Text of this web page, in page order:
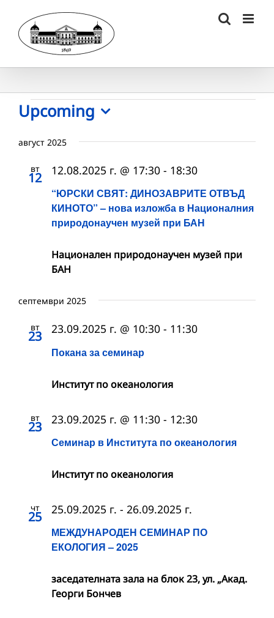
content
Събития
Upcoming
date.
август 2025
вт
12
“ЮРСКИ СВЯТ: ДИНОЗАВРИТЕ ОТВЪД
КИНОТО” – нова изложба в Националния
природонаучен музей при БАН
12.08.2025 г. @ 17:30 - 18:30
Национален природонаучен музей при
БАН
септември 2025
вт
23
Покана за семинар
23.09.2025 г. @ 10:30 - 11:30
Институт по океанология
вт
23
Семинар в Института по океанология
23.09.2025 г. @ 11:30 - 12:30
Институт по океанология
чт
25
МЕЖДУНАРОДЕН СЕМИНАР ПО
ЕКОЛОГИЯ – 2025
25.09.2025 г. - 26.09.2025 г.
заседателната зала на блок 23, ул. „Акад.
Георги Бончев